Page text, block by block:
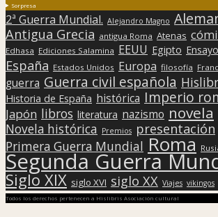
Sorpresa
2ª Guerra Mundial. Alejandro Magno
Antigua Grecia antigua Roma Atenas
Edhasa Ediciones Salamina EEUU Egipto Ensayo
España Estados Unidos Europa filosofía
guerra Guerra civil española
Historia de España histórica Imperio
Japón libros literatura nazismo novela
Novela histórica Premios presentación
Primera Guerra Mundial Roma
Segunda Guerra
Siglo XIX siglo XVI siglo XX Viajes vikingos
Todos los derechos pertenecen a Hislibris Asociación cultural